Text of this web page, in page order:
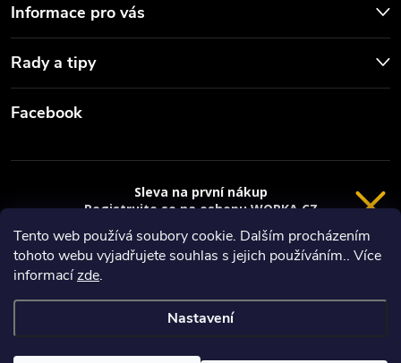
Tento web používá soubory cookie. Dalším procházením
tohoto webu vyjadřujete souhlas s jejich používáním.. Více
informacízde.
Nastavení
Informace pro vás
Rady a tipy
Facebook
Vytvořil Shoptet
Copyright 2026
VRÁCENÍ 14 DNÍ
Sleva na první nákup
Registrujte se na eshopu WORKA.CZ
sleva 100 Kč* na nákup je Vaše.
Registrace
Privacy policy